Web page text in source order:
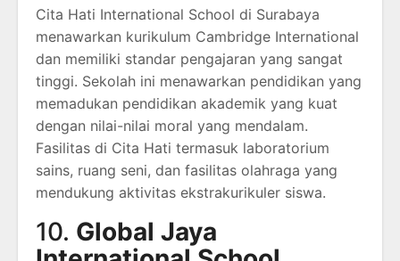
Cita Hati International School di Surabaya
menawarkan kurikulum Cambridge International
dan memiliki standar pengajaran yang sangat
tinggi. Sekolah ini menawarkan pendidikan yang
memadukan pendidikan akademik yang kuat
dengan nilai-nilai moral yang mendalam.
Fasilitas di Cita Hati termasuk laboratorium
sains, ruang seni, dan fasilitas olahraga yang
mendukung aktivitas ekstrakurikuler siswa.
10. Global Jaya